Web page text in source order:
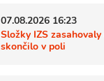
07.08.2026 16:23
Složky IZS
skončilo v poli